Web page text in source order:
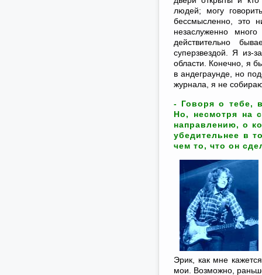
людей; могу
бессмысленно, это
незаслуженно
действительно
суперзвездой. Я из-
области. Конечно, я
в андеграунде, но
журнала, я не
- Говоря о тебе,
Но, несмотря на
направлению, о
убедительнее в
чем то, что он
Эрик, как мне
мои. Возможно,